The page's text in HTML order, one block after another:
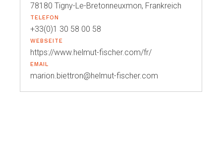
78180 Tigny-Le-Bretonneuxmon, Frankreich
TELEFON
+33(0)1 30 58 00 58
WEBSEITE
https://www.helmut-fischer.com/fr/
EMAIL
marion.biettron@helmut-fischer.com